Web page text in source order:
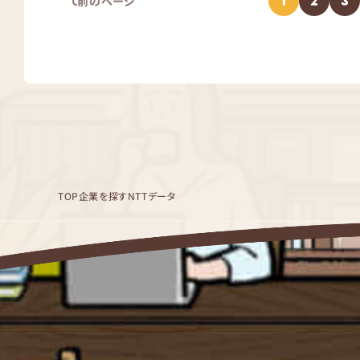
TOP企業を探すNTTデータ